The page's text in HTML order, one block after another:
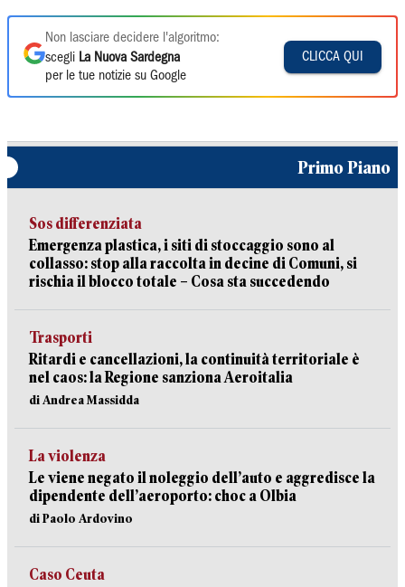
Non lasciare decidere l'algoritmo:
scegli La Nuova Sardegna
per le tue notizie su Google
CLICCA QUI
Primo Piano
Sos differenziata
Emergenza plastica, i siti di stoccaggio sono al
collasso: stop alla raccolta in decine di Comuni, si
rischia il blocco totale – Cosa sta succedendo
Trasporti
Ritardi e cancellazioni, la continuità territoriale è
nel caos: la Regione sanziona Aeroitalia
di Andrea Massidda
La violenza
Le viene negato il noleggio dell’auto e aggredisce la
dipendente dell’aeroporto: choc a Olbia
di Paolo Ardovino
Caso Ceuta